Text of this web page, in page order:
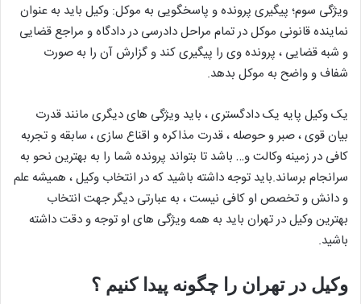
ویژگی سوم؛ پیگیری پرونده و پاسخگویی به موکل: وکیل باید به عنوان
نماینده قانونی موکل در تمام مراحل دادرسی در دادگاه و مراجع قضایی
و شبه قضایی ، پرونده وی را پیگیری کند و گزارش آن را به صورت
شفاف و واضح به موکل بدهد.
یک وکیل پایه یک دادگستری ، باید ویژگی های دیگری مانند قدرت
بیان قوی ، صبر و حوصله ، قدرت مذاکره و اقناع سازی ، سابقه و تجربه
کافی در زمینه وکالت و… باشد تا بتواند پرونده شما را به بهترین نحو به
سرانجام برساند.باید توجه داشته باشید که در انتخاب وکیل ، همیشه علم
و دانش و تخصص او کافی نیست ، به عبارتی دیگر جهت انتخاب
بهترین وکیل در تهران باید به همه ویژگی های او توجه و دقت داشته
باشید.
وکیل در تهران را چگونه پیدا کنیم ؟